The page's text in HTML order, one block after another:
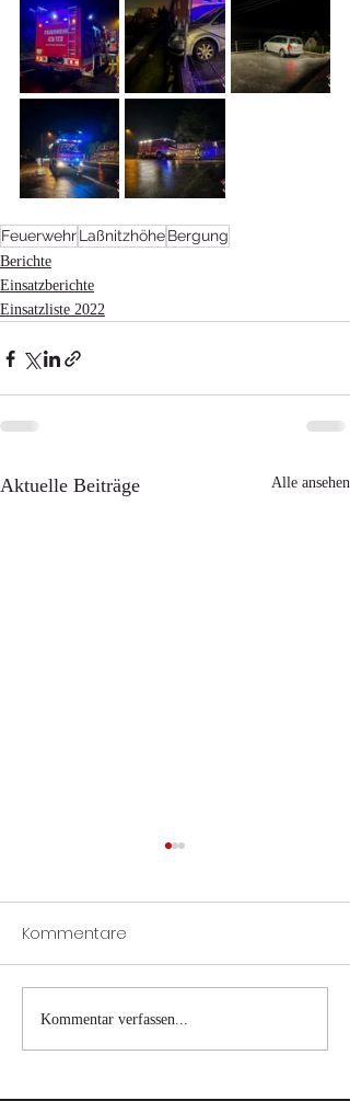
FeuerwehrLaßnitzhöheBergung
Berichte
Einsatzberichte
Einsatzliste 2022
Aktuelle Beiträge Alle ansehen
Wohnhausbrand
Nestelbach bei Graz
Kommentare
Kommentar verfassen...